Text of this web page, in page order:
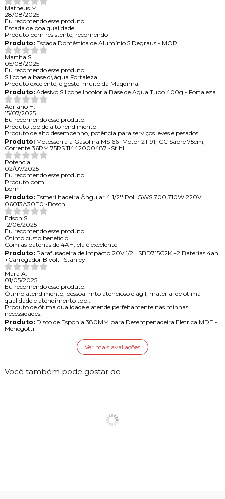
Matheus M.
28/08/2025
Eu recomendo esse produto.
Escada de boa qualidade
Produto bem resistente, recomendo
Produto:Escada Doméstica de Alumínio 5 Degraus - MOR
Martha S.
05/08/2025
Eu recomendo esse produto.
Silicone a base d\'água Fortaleza
Produto excelente, e gostei muito da Maqdima.
Produto:Adesivo Silicone Incolor a Base de Agua Tubo 400g - Fortaleza
Adriano H.
15/07/2025
Eu recomendo esse produto.
Produto top de alto rendimento
Produto de alto desempenho, potência para serviços leves e pesados.
Produto:Motosserra a Gasolina MS 661 Motor 2T 91,1CC Sabre 75cm,
Corrente 36RM 75RS 11442000487 -Stihl
Potencial L.
02/07/2025
Eu recomendo esse produto.
Produto bom
bom
Produto:Esmerilhadeira Ângular 4.1/2'' Pol. GWS 700 710W 220V
06013A30E0 -Bosch
Edson S.
12/06/2025
Eu recomendo esse produto.
Ótimo custo beneficio
Com as baterias de 4AH, ela é excelente
Produto:Parafusadeira de Impacto 20V 1/2'' SBD715C2K +2 Baterias 4ah
+Carregador Bivolt -Stanley
Mara A.
01/05/2025
Eu recomendo esse produto.
Ótimo atendimento, pessoal mto atencioso e ágil, material de ótima
qualidade e atendimento top...
Produto de ótima qualidade e atende perfeitamente nas minhas
necessidades.
Produto:Disco de Esponja 380MM para Desempenadeira Eletrica MDE -
Menegotti
Ver mais avaliações
Você também pode gostar de